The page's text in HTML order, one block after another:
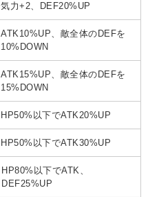
気力+2、DEF20%UP
ATK10%UP、敵全体のDEFを
10%DOWN
ATK15%UP、敵全体のDEFを
15%DOWN
HP50%以下でATK20%UP
HP50%以下でATK30%UP
HP80%以下でATK、
DEF25%UP